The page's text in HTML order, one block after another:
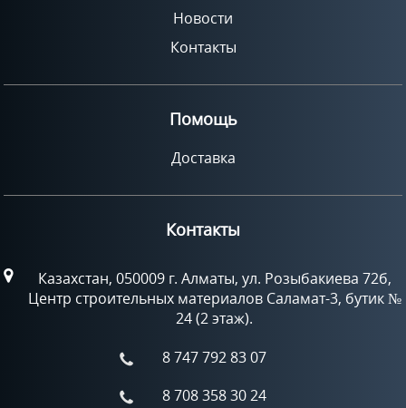
Новости
Контакты
Помощь
Доставка
Контакты
Казахстан, 050009 г. Алматы, ул. Розыбакиева 72б,
Центр строительных материалов Саламат-3, бутик №
24 (2 этаж).
8 747 792 83 07
8 708 358 30 24